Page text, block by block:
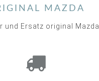
MAZDA
und Ersatz original Mazda